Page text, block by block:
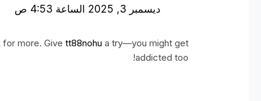
ديسمبر 3, 2025 الساعة 4:53 ص
for more. Give tt88nohu a try—you might get
addicted too!